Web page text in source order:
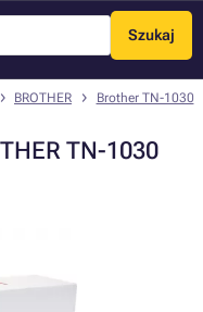
Szukaj
Menu
BROTHER Brother TN-1030
TN-1030